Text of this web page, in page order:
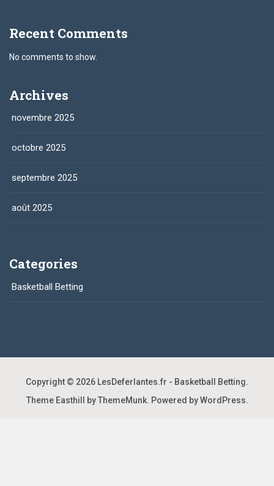
Recent Comments
No comments to show.
Archives
novembre 2025
octobre 2025
septembre 2025
août 2025
Categories
Basketball Betting
Copyright © 2026 LesDeferlantes.fr - Basketball Betting.
Theme Easthill by ThemeMunk. Powered byWordPress.